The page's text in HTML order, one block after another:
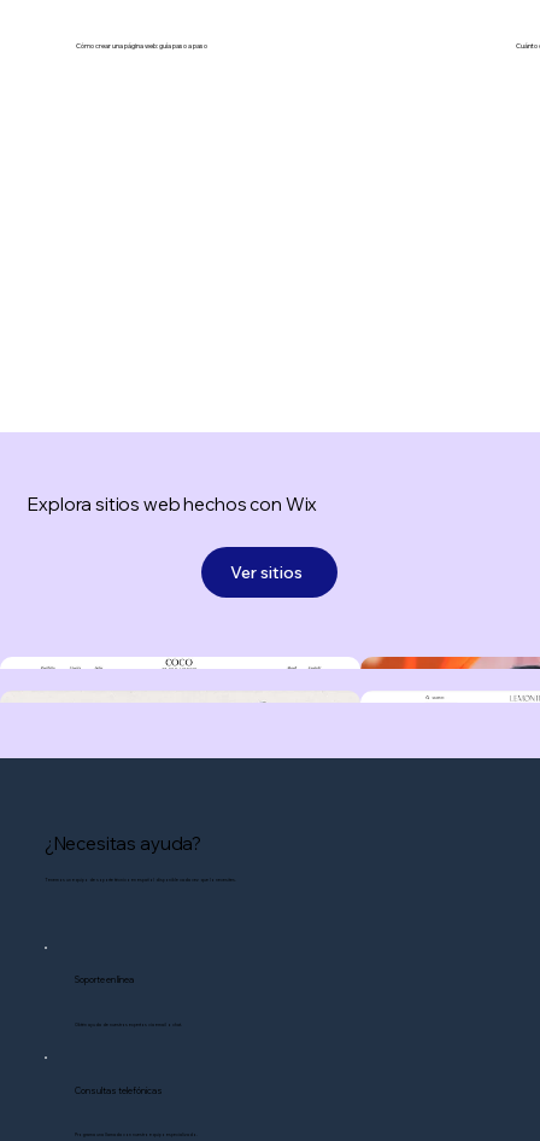
Cómo crear una página web: guía paso a paso Cuánto
Explora sitios web hechos con Wix
Ver sitios
¿Necesitas ayuda?
Tenemos un equipo de soporte técnico en español disponible cada vez que lo necesites.
Soporte en línea
Obtén ayuda de nuestros expertos vía email o chat.
Consultas telefónicas
Programa una llamada con nuestro equipo especializado.